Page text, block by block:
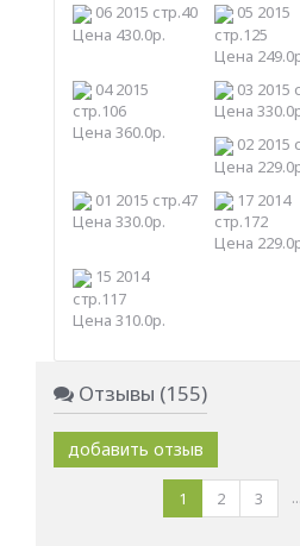
06 2015 стр.40
Цена 430.0р.
05 2015
стр.125
Цена
04 2015
стр.106
Цена 360.0р.
03 2015
Цена
02 2015
Цена
01 2015 стр.47
Цена 330.0р.
17 2014
стр.172
Цена
15 2014
стр.117
Цена 310.0р.
Отзывы (155)
добавить отзыв
1 2 3 ...